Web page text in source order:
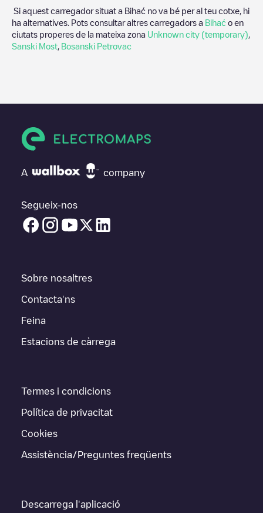
Si aquest carregador situat a Bihać no va bé per al teu cotxe, hi
ha alternatives. Pots consultar altres carregadors a Bihać o en
ciutats properes de la mateixa zona Unknown city (temporary)
Sanski Most Bosanski Petrovac
A company
Segueix-nos
Sobre nosaltres
Contacta'ns
Feina
Estacions de càrrega
Termes i condicions
Política de privacitat
Cookies
Assistència/Preguntes freqüents
Descarrega l'aplicació